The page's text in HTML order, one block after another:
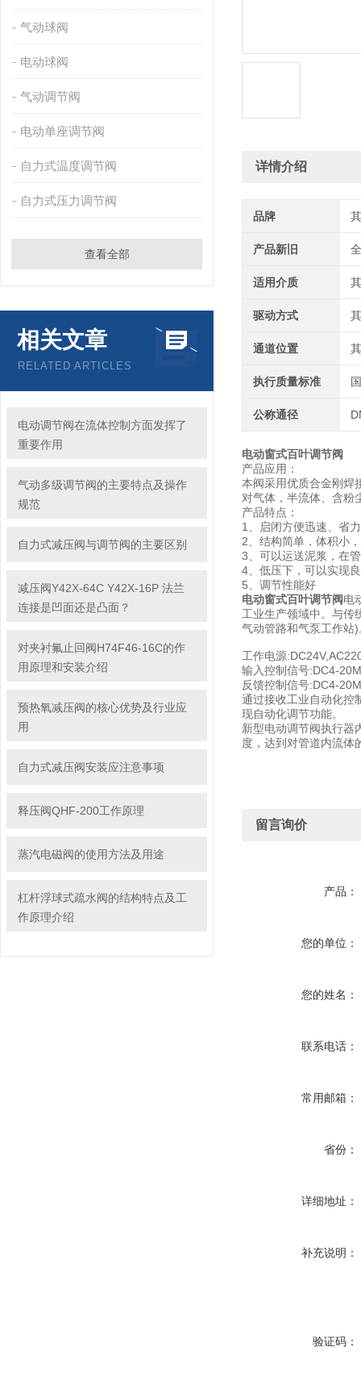
气动球阀
电动球阀
气动调节阀
电动单座调节阀
自力式温度调节阀
自力式压力调节阀
查看全部
相关文章
RELATED ARTICLES
电动调节阀在流体控制方面发挥了
重要作用
气动多级调节阀的主要特点及操作
规范
自力式减压阀与调节阀的主要区别
减压阀Y42X-64C Y42X-16P 法兰
连接是凹面还是凸面？
对夹衬氟止回阀H74F46-16C的作
用原理和安装介绍
预热氧减压阀的核心优势及行业应
用
自力式减压阀安装应注意事项
释压阀QHF-200工作原理
蒸汽电磁阀的使用方法及用途
杠杆浮球式疏水阀的结构特点及工
作原理介绍
详情介绍
品牌
产品新旧
适用介质
驱动方式
通道位置
执行质量标准
公称通径
电动窗式百叶调节阀
产品应用：
本阀采用优质合金刚焊
对气体，半流体、含粉
产品特点：
1、启闭方便迅速、省
2、结构简单，体积小
3、可以运送泥浆，在
4、低压下，可以实现
5、调节性能好
电动窗式百叶调节阀电
工业生产领域中。与传
气动管路和气泵工作站
工作电源
输入控制信号:DC4-
反馈控制信号:DC4-
通过接收工业自动化控
现自动化调节功能。
新型电动调节阀执行器
度，达到对管道内流体
留言询价
产品：
您的单位：
您的姓名：
联系电话：
常用邮箱：
省份：
详细地址：
补充说明：
验证码：